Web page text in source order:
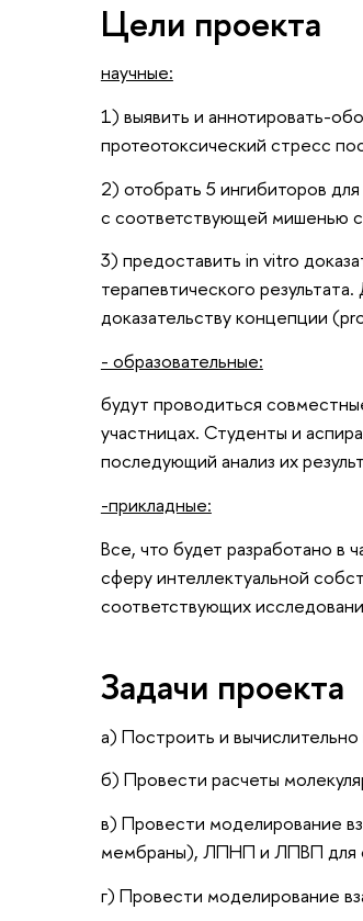
Цели проекта
научные:
1) выявить и аннотировать-
протеотоксический стресс
2) отобрать 5 ингибиторов
с соответствующей мишенью
3) предоставить in vitro
терапевтического
доказательству концепции
- образовательные:
будут проводиться
участницах. Студенты и
последующий анализ их
-прикладные:
Все, что будет разработано в
сферу интеллектуальной
соответствующих
Задачи проекта
а) Построить и
б) Провести расчеты
в) Провести моделирование
мембраны), ЛПНП и ЛПВП для
г) Провести моделирование